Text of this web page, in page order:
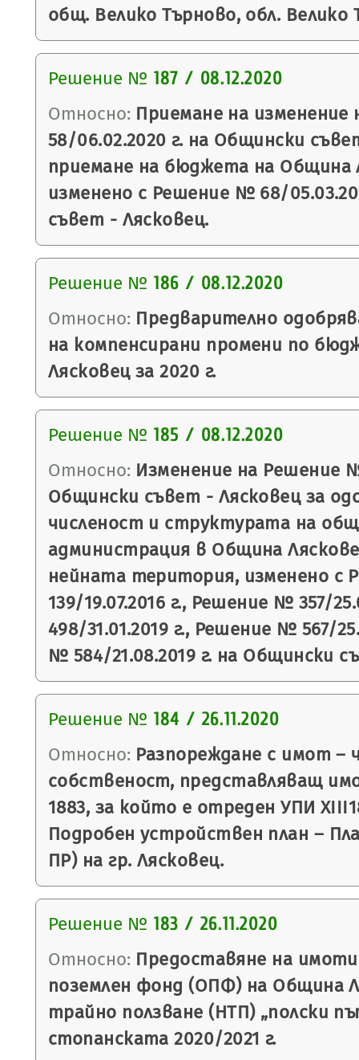
общ. Велико Търново, обл. Велико
Решение № 187 / 08.12.2020
Относно: Приемане на
58/06.02.2020 г. на Общински
приемане на бюджета на Община
изменено с Решение № 68/
съвет - Лясковец.
Решение № 186 / 08.12.2020
Относно: Предварително
на компенсирани промени по
Лясковец за 2020 г.
Решение № 185 / 08.12.2020
Относно: Изменение на Решение №
Общински съвет - Лясковец за
численост и структурата на
администрация в Община
нейната територия, изменено с
139/19.07.2016 г., Решение № 357/
498/31.01.2019 г., Решение № 567/
№ 584/21.08.2019 г. на Общински
Решение № 184 / 26.11.2020
Относно: Разпореждане с имот –
собственост, представляващ
1883, за който е отреден УПИ
Подробен устройствен план –
ПР) на гр. Лясковец.
Решение № 183 / 26.11.2020
Относно: Предоставяне на
поземлен фонд (ОПФ) на Община
трайно ползване (НТП) „полски
стопанската 2020/2021 г.